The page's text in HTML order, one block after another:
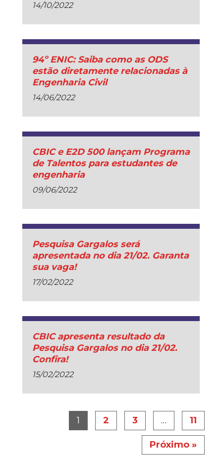
14/10/2022
94º ENIC: Saiba como as ODS
estão diretamente relacionadas à
Engenharia Civil
14/06/2022
CBIC e E2D 500 lançam Programa
de Talentos para estudantes de
engenharia
09/06/2022
Pesquisa Gargalos será
apresentada no dia 21/02. Garanta
sua vaga!
17/02/2022
CBIC apresenta resultado da
Pesquisa Gargalos no dia 21/02.
Confira!
15/02/2022
1 2 3 … 11
Próximo »